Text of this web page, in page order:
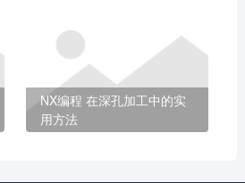
NX编程 在深孔加工中的实
用方法